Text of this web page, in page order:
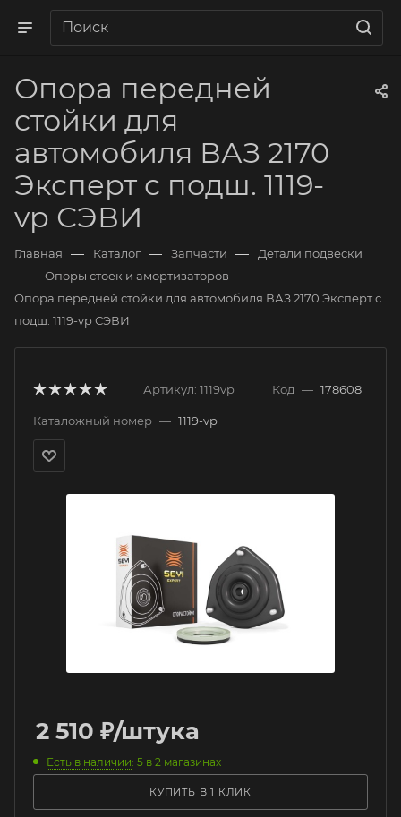
Опора передней
стойки для
автомобиля ВАЗ 2170
Эксперт с подш. 1119-
vp СЭВИ
Главная — Каталог — Запчасти — Детали подвески
— Опоры стоек и амортизаторов —
Опора передней стойки для автомобиля ВАЗ 2170 Эксперт с
подш. 1119-vp СЭВИ
Артикул: 1119vp Код — 178608
Каталожный номер — 1119-vp
2 510 ₽/штука
Есть в наличии: 5 в 2 магазинах
КУПИТЬ В 1 КЛИК